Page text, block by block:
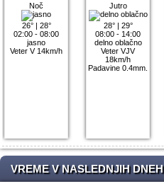
Noč
26°| 28°
02:00 - 08:00
jasno
Veter V 14km/h
Jutro
28°| 29°
08:00 - 14:00
delno oblačno
Veter VJV
18km/h
Padavine 0.4mm.
VREME V NASLEDNJIH DNEH